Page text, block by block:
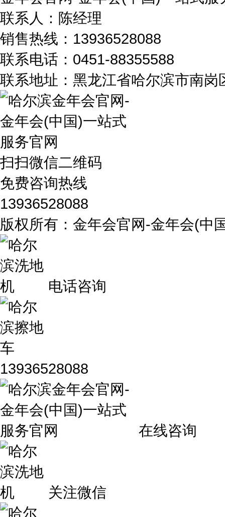
联系人：陈经理
销售热线：13936528088
联系电话：0451-88355588
联系地址：黑龙江省哈尔滨市南岗
扫扫微信二维码
免费咨询热线
13936528088
版权所有：金年会官网-金年会(
电话咨询
13936528088
在线咨询
关注微信